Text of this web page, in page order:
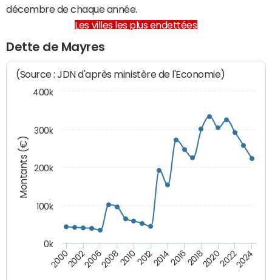
décembre de chaque année.
Les villes les plus endettées
Dette de Mayres
Montants (€)
(Source : JDN d'après ministère de l'Economie)
200020022006200820102012201420162018202020222024
0k
100k
200k
300k
400k